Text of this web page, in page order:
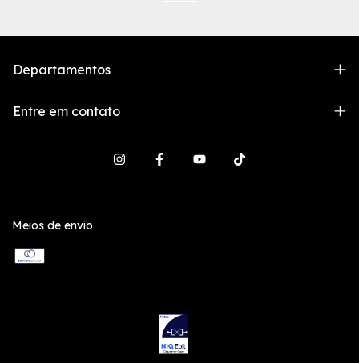
Departamentos
Entre em contato
Meios de envio